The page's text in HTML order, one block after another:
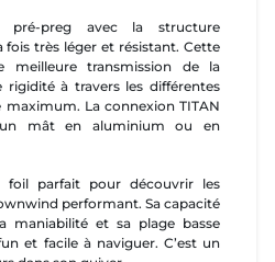
pré-preg avec la structure
fois très léger et résistant. Cette
meilleure transmission de la
à travers les différentes
La connexion TITAN
mât en aluminium ou en
foil parfait pour découvrir les
performant. Sa capacité
maniabilité et sa plage basse
et facile à naviguer. C’est un